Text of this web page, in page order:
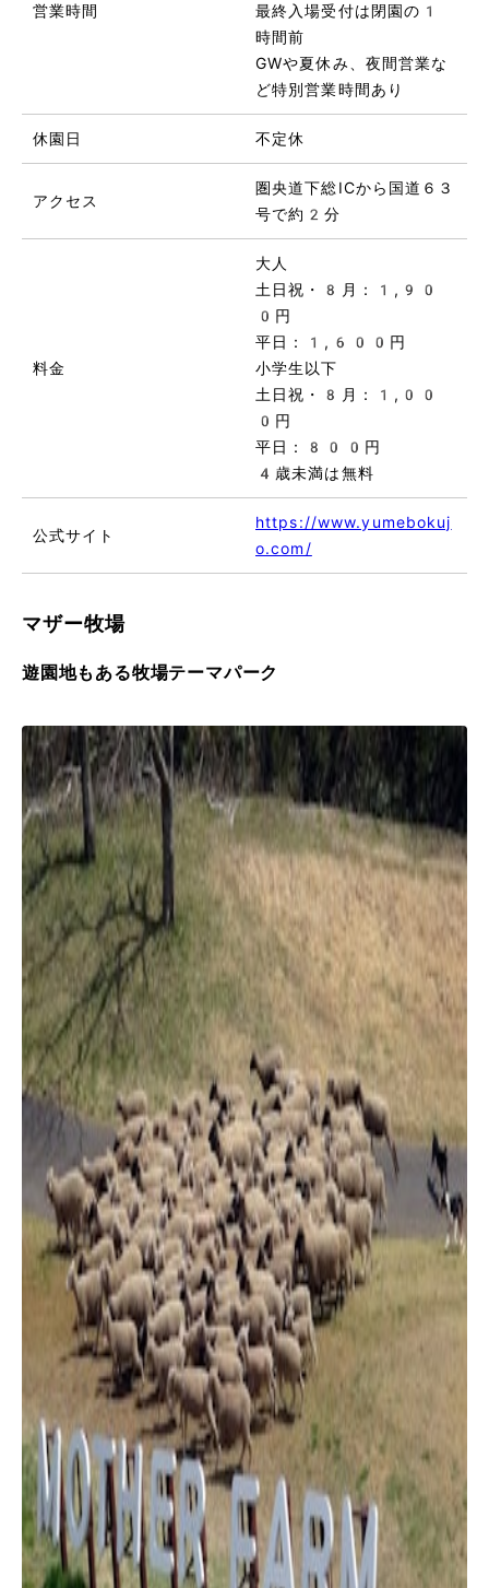
営業時間
最終入場受付は閉園の1
時間前
GWや夏休み、夜間営業な
ど特別営業時間あり
休園日 不定休
アクセス
圏央道下総ICから国道６３
号で約2分
料金
大人
土日祝・8月：1,90
0円
平日：1,600円
小学生以下
土日祝・8月：1,00
0円
平日：800円
4歳未満は無料
公式サイト
https://www.yumebokuj
o.com/
マザー牧場
遊園地もある牧場テーマパーク